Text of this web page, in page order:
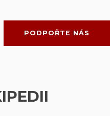
PODPOŘTE NÁS